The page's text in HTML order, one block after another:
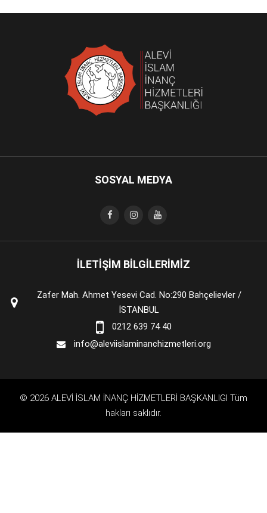
SOSYAL MEDYA
İLETİŞİM BİLGİLERİMİZ
Zafer Mah. Ahmet Yesevi Cad. No:290 Bahçelievler /
İSTANBUL
0212 639 74 40
info@aleviislaminanchizmetleri.org
© 2026 ALEVİ İSLAM İNANÇ HİZMETLERİ BAŞKANLIGI Tüm
hakları saklıdır.